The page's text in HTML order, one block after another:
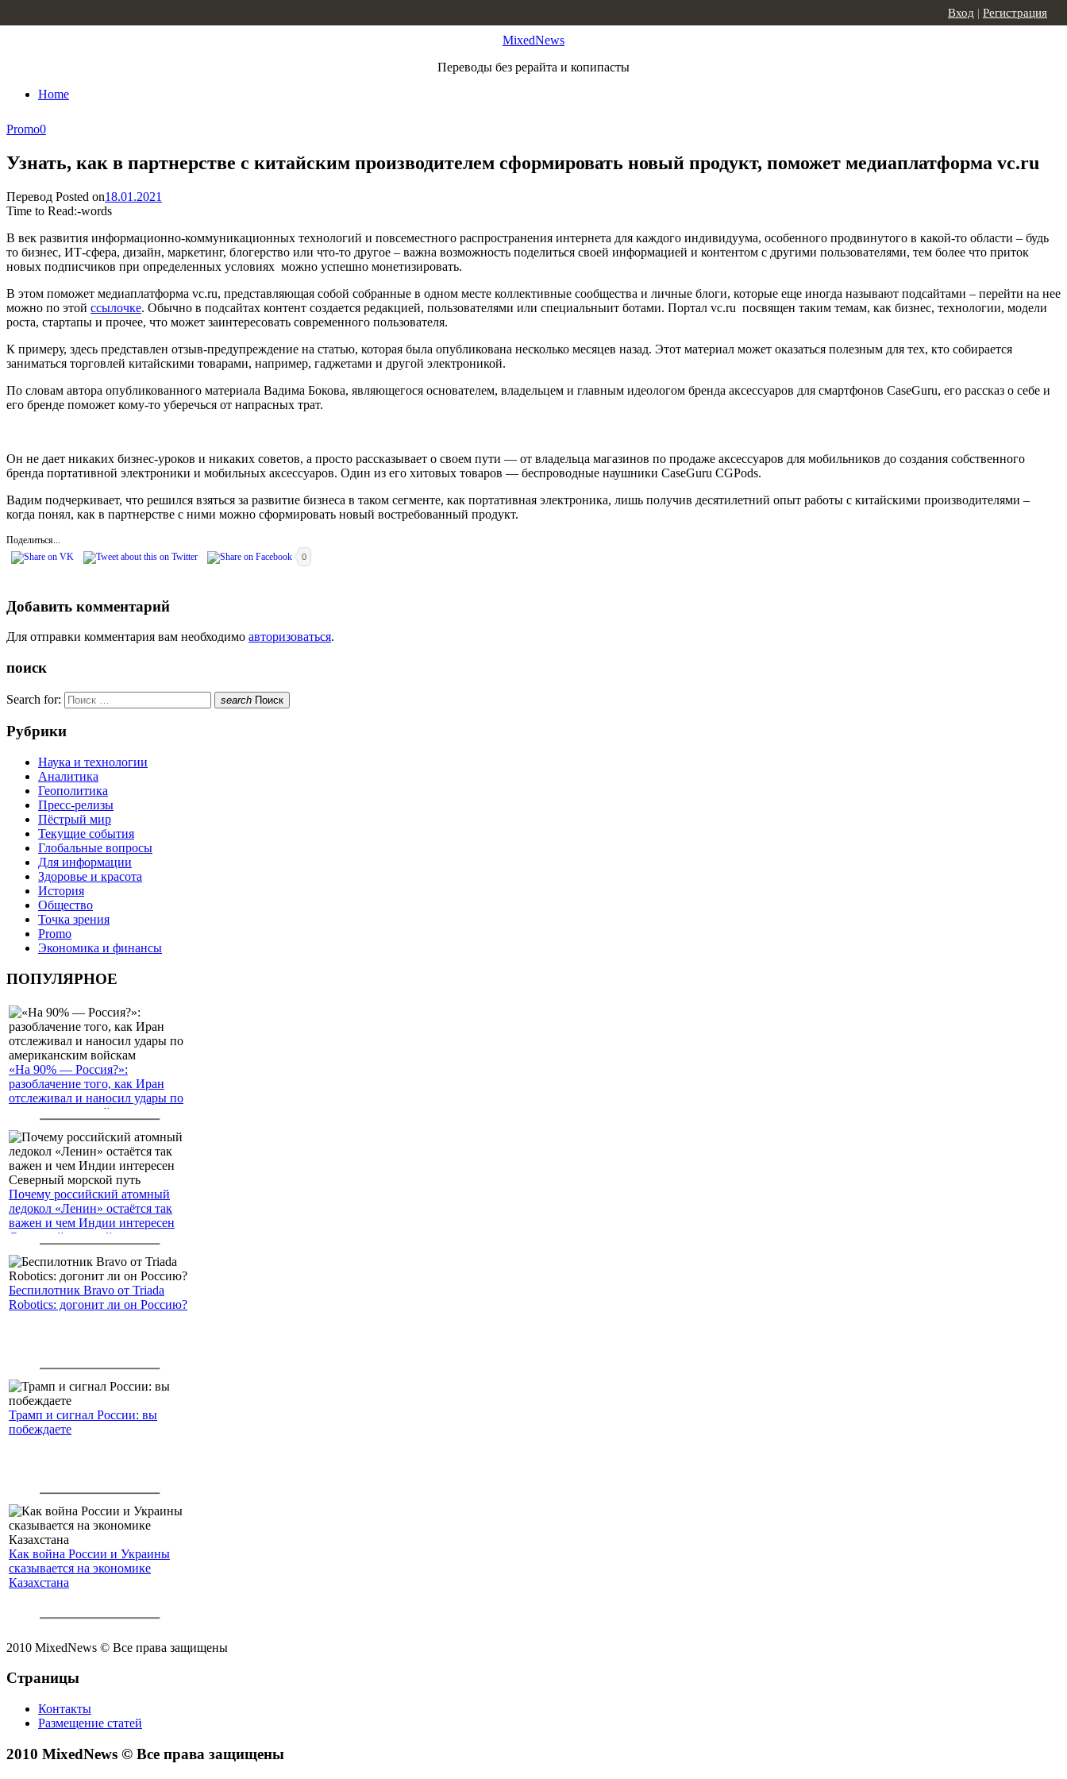
MixedNews
Переводы без рерайта и копипасты
Home
Вход | Регистрация
Promo0
Узнать, как в партнерстве с китайским производителем сформировать новый продукт, поможет медиаплатформа vc.ru
Перевод Posted on18.01.2021
Time to Read:-words
В век развития информационно-коммуникационных технологий и повсеместного распространения интернета для каждого индивидуума, особенного продвинутого в какой-то области – будь
то бизнес, ИТ-сфера, дизайн, маркетинг, блогерство или что-то другое – важна возможность поделиться своей информацией и контентом с другими пользователями, тем более что приток
новых подписчиков при определенных условиях можно успешно монетизировать.
В этом поможет медиаплатформа vc.ru, представляющая собой собранные в одном месте коллективные сообщества и личные блоги, которые еще иногда называют подсайтами – перейти на нее
можно по этой ссылочке. Обычно в подсайтах контент создается редакцией, пользователями или специальныит ботами. Портал vc.ru посвящен таким темам, как бизнес, технологии, модели
роста, стартапы и прочее, что может заинтересовать современного пользователя.
К примеру, здесь представлен отзыв-предупреждение на статью, которая была опубликована несколько месяцев назад. Этот материал может оказаться полезным для тех, кто собирается
заниматься торговлей китайскими товарами, например, гаджетами и другой электроникой.
По словам автора опубликованного материала Вадима Бокова, являющегося основателем, владельцем и главным идеологом бренда аксессуаров для смартфонов CaseGuru, его рассказ о себе и
его бренде поможет кому-то уберечься от напрасных трат.
Он не дает никаких бизнес-уроков и никаких советов, а просто рассказывает о своем пути — от владельца магазинов по продаже аксессуаров для мобильников до создания собственного
бренда портативной электроники и мобильных аксессуаров. Один из его хитовых товаров — беспроводные наушники CaseGuru CGPods.
Вадим подчеркивает, что решился взяться за развитие бизнеса в таком сегменте, как портативная электроника, лишь получив десятилетний опыт работы с китайскими производителями –
когда понял, как в партнерстве с ними можно сформировать новый востребованный продукт.
Поделиться...
0
Добавить комментарий
Для отправки комментария вам необходимо авторизоваться.
поиск
Search for: search Поиск
Рубрики
Наука и технологии
Аналитика
Геополитика
Пресс-релизы
Пёстрый мир
Текущие события
Глобальные вопросы
Для информации
Здоровье и красота
История
Общество
Точка зрения
Promo
Экономика и финансы
ПОПУЛЯРНОЕ
«На 90% — Россия?»:
разоблачение того, как Иран
отслеживал и наносил удары по
американским войскам
Почему российский атомный
ледокол «Ленин» остаётся так
важен и чем Индии интересен
Северный морской путь
Беспилотник Bravo от Triada
Robotics: догонит ли он Россию?
Трамп и сигнал России: вы
побеждаете
Как война России и Украины
сказывается на экономике
Казахстана
2010 MixedNews © Все права защищены
Страницы
Контакты
Размещение статей
2010 MixedNews © Все права защищены